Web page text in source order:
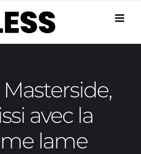
Masterside,
avec la
lame